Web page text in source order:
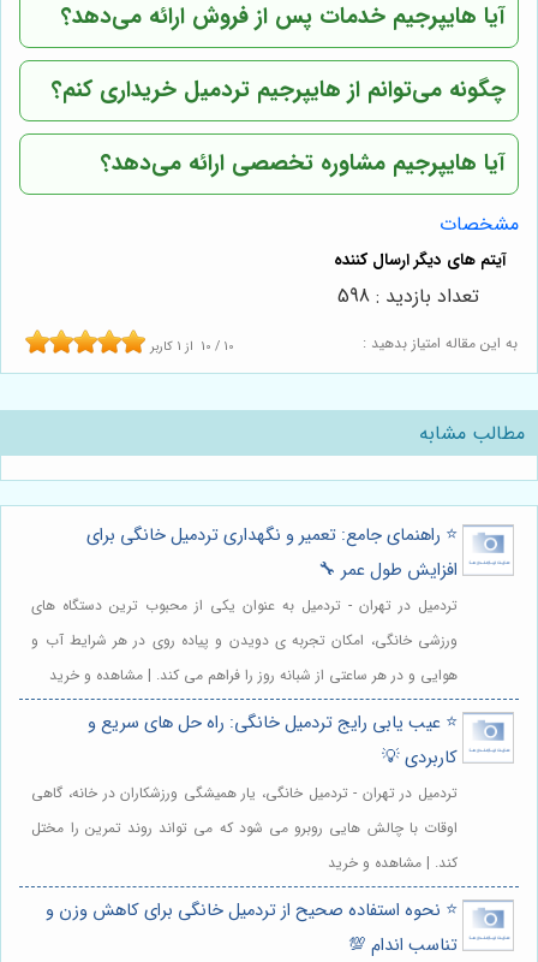
آیا هایپرجیم خدمات پس از فروش ارائه می‌دهد؟
چگونه می‌توانم از هایپرجیم تردمیل خریداری کنم؟
آیا هایپرجیم مشاوره تخصصی ارائه می‌دهد؟
مشخصات
به این مقاله امتیاز بدهید : 10 / 10 از 1 کاربر
تعداد بازدید : 598
مطالب مشابه
⭐️ راهنمای جامع: تعمیر و نگهداری تردمیل خانگی برای
افزایش طول عمر 🔧
تردمیل در تهران - تردمیل به عنوان یکی از محبوب ترین دستگاه های
ورزشی خانگی، امکان تجربه ی دویدن و پیاده روی در هر شرایط آب و
هوایی و در هر ساعتی از شبانه روز را فراهم می کند. | مشاهده و خرید
⭐️ عیب یابی رایج تردمیل خانگی: راه حل های سریع و
کاربردی 💡
تردمیل در تهران - تردمیل خانگی، یار همیشگی ورزشکاران در خانه، گاهی
اوقات با چالش هایی روبرو می شود که می تواند روند تمرین را مختل
کند. | مشاهده و خرید
⭐️ نحوه استفاده صحیح از تردمیل خانگی برای کاهش وزن و
تناسب اندام 💯